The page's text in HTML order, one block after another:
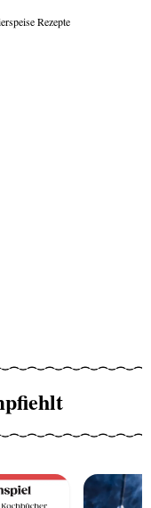
Rezepte